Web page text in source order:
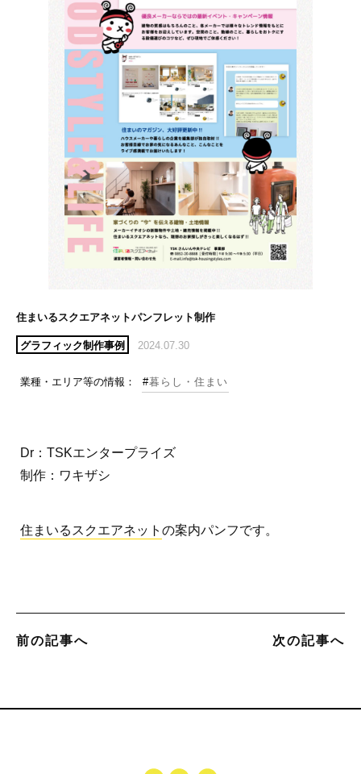
住まいるスクエアネットパンフレット制作
グラフィック制作事例
2024.07.30
業種・エリア等の情報： #暮らし・住まい
Dr：TSKエンタープライズ
制作：ワキザシ
住まいるスクエアネットの案内パンフです。
前の記事へ 次の記事へ